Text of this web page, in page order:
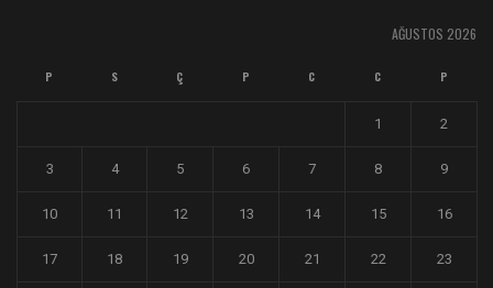
AĞUSTOS 2026
P S Ç P C C P
1 2
3 4 5 6 7 8 9
10 11 12 13 14 15 16
17 18 19 20 21 22 23